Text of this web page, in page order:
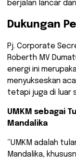
berjalan lancar
Dukungan
​Pj. Corporate
Roberth MV
energi ini
menyukseskan
tetapi juga di luar
UMKM sebagai
Mandalika
​“UMKM adalah
Mandalika,